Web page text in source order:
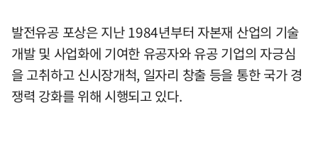
발전유공 포상은 지난 1984년부터 자본재 산업의 기술
개발 및 사업화에 기여한 유공자와 유공 기업의 자긍심
을 고취하고 신시장개척, 일자리 창출 등을 통한 국가 경
쟁력 강화를 위해 시행되고 있다.